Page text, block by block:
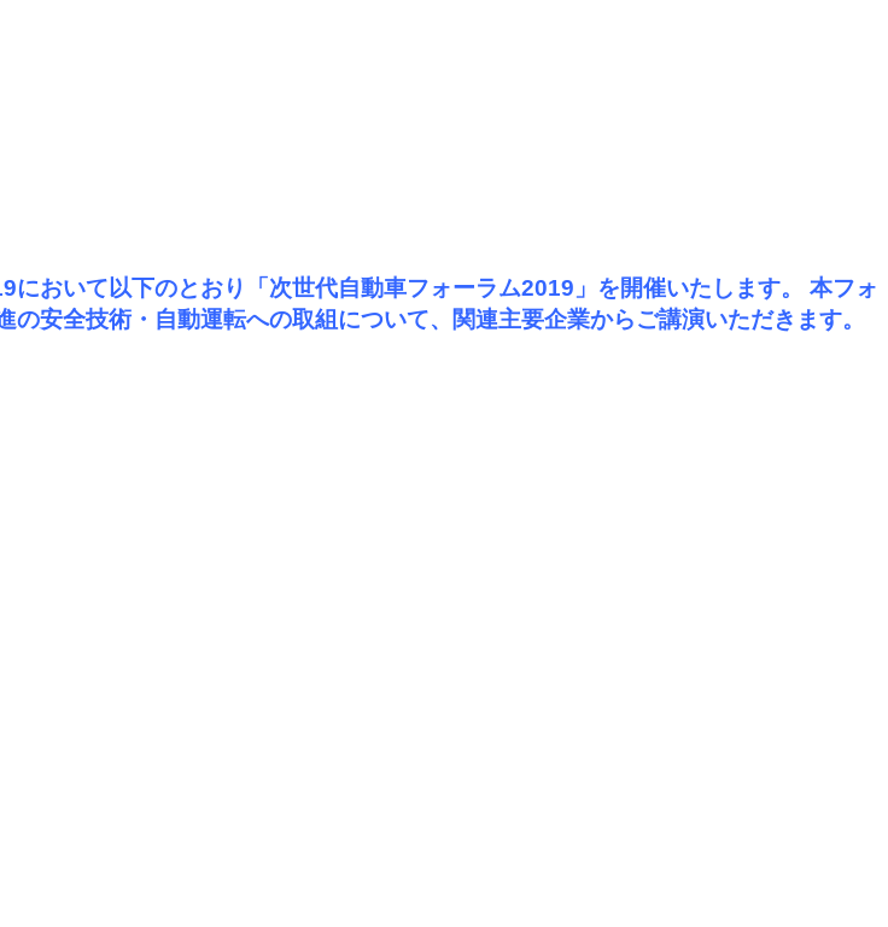
において以下のとおり「次世代自動車フォーラム2019」を開催いたします。 本フォ
安全技術・自動運転への取組について、関連主要企業からご講演いただきます。